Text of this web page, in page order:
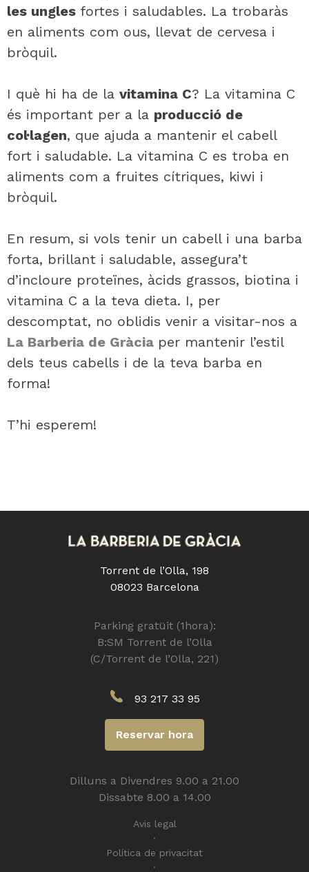
les ungles fortes i saludables. La trobaràs
en aliments com ous, llevat de cervesa i
bròquil.
I què hi ha de la vitamina C? La vitamina C
és important per a la producció de
col·lagen, que ajuda a mantenir el cabell
fort i saludable. La vitamina C es troba en
aliments com a fruites cítriques, kiwi i
bròquil.
En resum, si vols tenir un cabell i una barba
forta, brillant i saludable, assegura’t
d’incloure proteïnes, àcids grassos, biotina i
vitamina C a la teva dieta. I, per
descomptat, no oblidis venir a visitar-nos a
La Barberia de Gràcia per mantenir l’estil
dels teus cabells i de la teva barba en
forma!
T’hi esperem!
Torrent de l’Olla, 198
08023 Barcelona
Parking gratüit (1hora):
B:SM Torrent de l’Olla
(C/Torrent de l’Olla, 221)
93 217 33 95
Reservar hora
Dilluns a Divendres 9.00 a 21.00
Dissabte 8.00 a 14.00
Avis legal
Política de privacitat